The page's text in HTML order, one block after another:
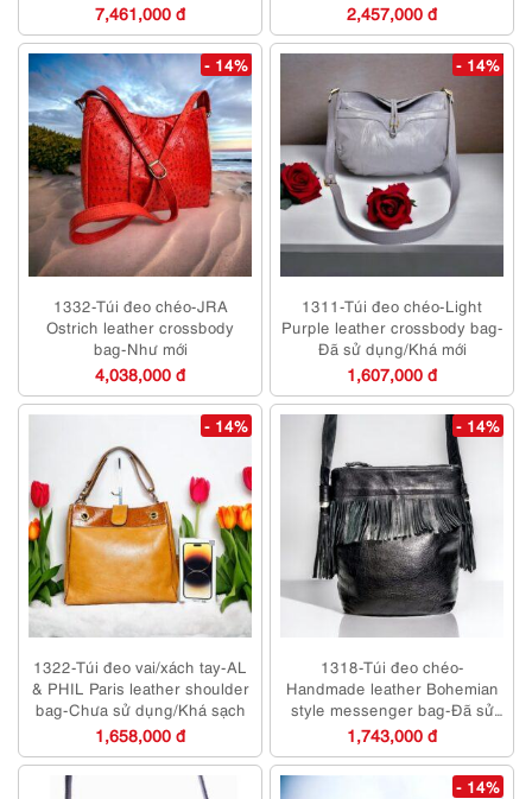
7,461,000 đ 2,457,000 đ
- 14%
1332-Túi đeo chéo-JRA
Ostrich leather crossbody
bag-Như mới
4,038,000 đ
- 14%
1311-Túi đeo chéo-Light
Purple leather crossbody bag-
Đã sử dụng/Khá mới
1,607,000 đ
- 14%
1322-Túi đeo vai/xách tay-AL
& PHIL Paris leather shoulder
bag-Chưa sử dụng/Khá sạch
1,658,000 đ
- 14%
1318-Túi đeo chéo-
Handmade leather Bohemian
style messenger bag-Đã sử
dụng/Khá sạch
1,743,000 đ
- 14%